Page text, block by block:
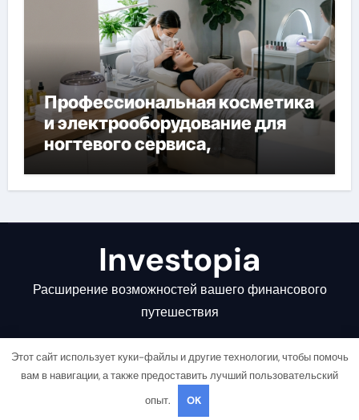
Профессиональная косметика
и электрооборудование для
ногтевого сервиса,
наращивания ресниц и
депиляции
Investopia
Расширение возможностей вашего финансового
путешествия
Copyright © All rights reserved |
Этот сайт использует куки-файлы и другие технологии, чтобы помочь
вам в навигации, а также предоставить лучший пользовательский
опыт.
OK